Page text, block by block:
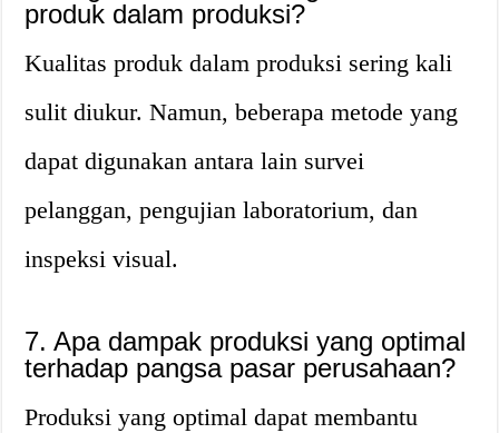
produk dalam produksi?
Kualitas produk dalam produksi sering kali
sulit diukur. Namun, beberapa metode yang
dapat digunakan antara lain survei
pelanggan, pengujian laboratorium, dan
inspeksi visual.
7. Apa dampak produksi yang optimal
terhadap pangsa pasar perusahaan?
Produksi yang optimal dapat membantu